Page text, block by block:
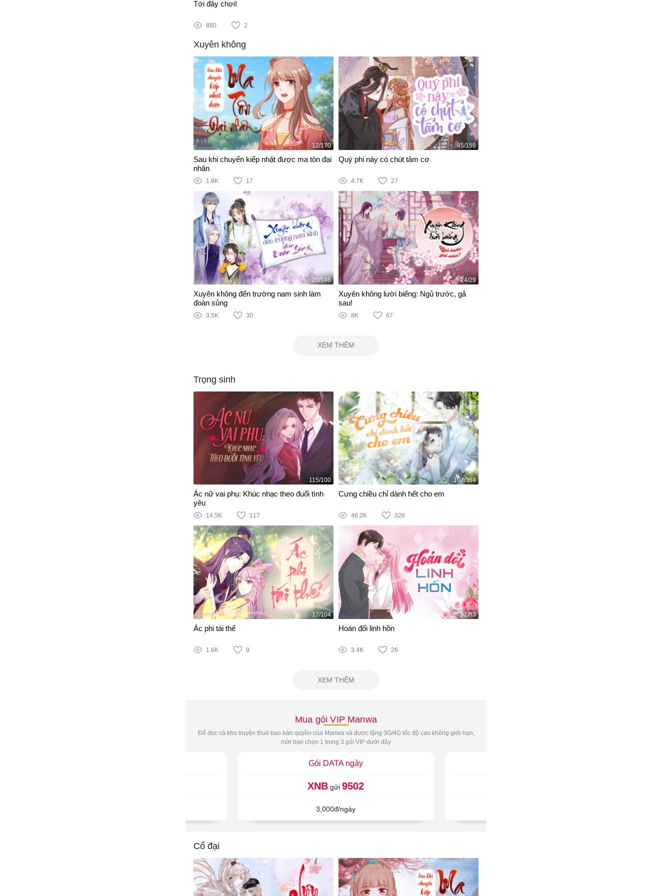
Tới đây chơi!
880 2
Xuyên không
12/170
Sau khi chuyển kiếp nhặt được ma tôn đại
nhân
1.8K 17
45/158
Quý phi này có chút tâm cơ
4.7K 27
20/146
Xuyên không đến trường nam sinh làm
đoàn sủng
3.5K 30
24/29
Xuyên không lười biếng: Ngủ trước, gả
sau!
8K 67
XEM THÊM
Trọng sinh
115/100
Ác nữ vai phụ: Khúc nhạc theo đuổi tình
yêu
14.5K 117
107/364
Cưng chiều chỉ dành hết cho em
46.2K 326
17/104
Ác phi tái thế
1.6K 9
52/83
Hoán đổi linh hồn
3.4K 26
XEM THÊM
Mua gói VIP Manwa
Để đọc cả kho truyện thuê bao bản quyền của Manwa và được tặng 3G/4G tốc độ cao không giới hạn,
mời bạn chọn 1 trong 3 gói VIP dưới đây
Gói DATA ngày
XNB gửi9502
3,000đ/ngày
Cổ đại